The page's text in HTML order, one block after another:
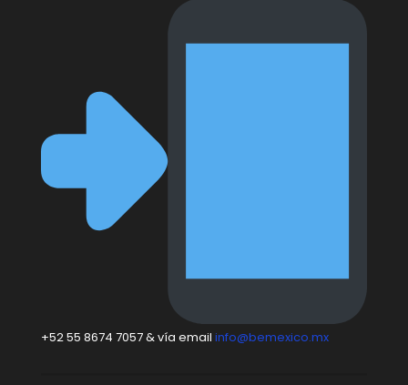
+52 55 8674 7057 & vía email info@bemexico.mx